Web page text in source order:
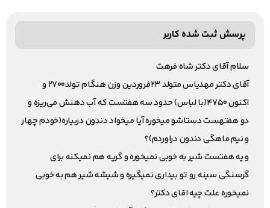
پرسش ثبت شده کاربر
سلام آقای دکتر شاه فرهت
آقای دکتر مهدیاس متولد ۲۳فروردین وزن هنگام تولد۲۷۰۰ و
اکنون ۴۷۵۰(با لباس) حدود سه هفتست که آب دهنش می‌ریزه و
دو هفتهست دستاشو میخوره آیا میخواد دندون دربیاره(خودم چهار
و نیم ماهگی دندون دراوردم)؟
و یه هفتست شیر به خوبی نمیخوره و گریه هم نمیکنه برای
گرسنگی سینه رو تو بیداری نمیگیره و شیشه شیر هم به خوبی
نمیخوره علت چیه اقای دکتر؟